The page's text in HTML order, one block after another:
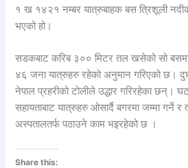
१ ख १४२१ नम्बर यात्रुबाहक बस त्रिशूली
भएको हो।
सडकबाट करिब ३०० मिटर तल खसेको सो बसमा
४६ जना यात्रुहरु रहेको अनुमान गरिएको छ।
नेपाल प्रहरीको टोलीले उद्धार गरिरहेका छन्।
सहायताबाट यात्रुहरु ओसार्दै बगरमा जम्मा गर्ने र
अस्पतालतर्फ पठाउने काम भइरहेको छ ।
Share this: